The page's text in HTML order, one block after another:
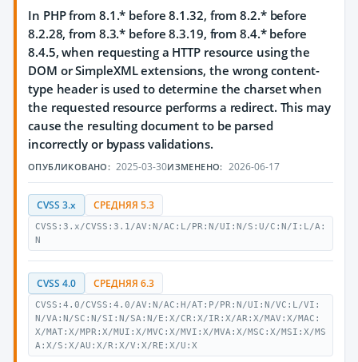
In PHP from 8.1.* before 8.1.32, from 8.2.* before
8.2.28, from 8.3.* before 8.3.19, from 8.4.* before
8.4.5, when requesting a HTTP resource using the
DOM or SimpleXML extensions, the wrong content-
type header is used to determine the charset when
the requested resource performs a redirect. This may
cause the resulting document to be parsed
incorrectly or bypass validations.
ОПУБЛИКОВАНО: 2025-03-30ИЗМЕНЕНО: 2026-06-17
CVSS 3.x СРЕДНЯЯ 5.3
CVSS:3.x/CVSS:3.1/AV:N/AC:L/PR:N/UI:N/S:U/C:N/I:L/A:
N
CVSS 4.0 СРЕДНЯЯ 6.3
CVSS:4.0/CVSS:4.0/AV:N/AC:H/AT:P/PR:N/UI:N/VC:L/VI:
N/VA:N/SC:N/SI:N/SA:N/E:X/CR:X/IR:X/AR:X/MAV:X/MAC:
X/MAT:X/MPR:X/MUI:X/MVC:X/MVI:X/MVA:X/MSC:X/MSI:X/MS
A:X/S:X/AU:X/R:X/V:X/RE:X/U:X